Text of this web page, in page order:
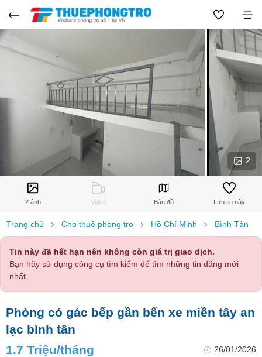
2
2 ảnh Video Bản đồ Lưu tin này
Trang chủ Cho thuê phòng trọ Hồ Chí Minh Bình Tân
Tin này đã hết hạn nên không còn giá trị giao dịch.
Bạn hãy sử dụng công cụ tìm kiếm để tìm những tin đăng mới
nhất.
Phòng có gác bếp gần bến xe miền tây an
lạc bình tân
1.7 Triệu/tháng
26/01/2026